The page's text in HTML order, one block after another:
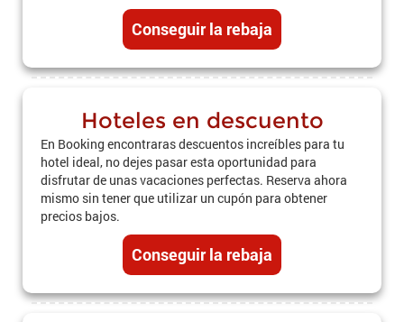
Conseguir la rebaja
Hoteles en descuento
En Booking encontraras descuentos increíbles para tu
hotel ideal, no dejes pasar esta oportunidad para
disfrutar de unas vacaciones perfectas. Reserva ahora
mismo sin tener que utilizar un cupón para obtener
precios bajos.
Conseguir la rebaja